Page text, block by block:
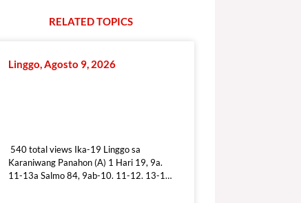
RELATEDTOPICS
Linggo, Agosto 9, 2026
540 total views Ika-19 Linggo sa
Karaniwang Panahon (A) 1 Hari 19, 9a.
11-13a Salmo 84, 9ab-10. 11-12. 13-14